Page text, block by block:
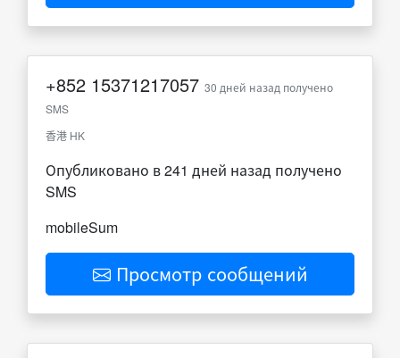
+852 15371217057 30 дней назад получено
SMS
香港 HK
Опубликовано в 241 дней назад получено
SMS
mobileSum
Просмотр сообщений